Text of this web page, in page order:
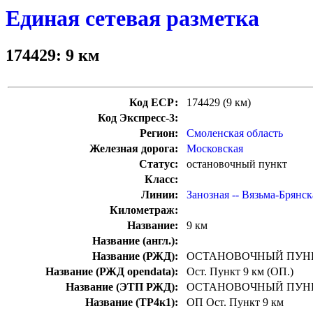
Единая сетевая разметка
174429: 9 км
Код ЕСР:
174429 (9 км)
Код Экспресс-3:
Регион:
Смоленская область
Железная дорога:
Московская
Статус:
остановочный пункт
Класс:
Линии:
Занозная -- Вязьма-
Километраж:
Название:
9 км
Название (англ.):
Название (РЖД):
ОСТАНОВОЧНЫЙ
Название (РЖД opendata):
Ост. Пункт 9 км (ОП.)
Название (ЭТП РЖД):
ОСТАНОВОЧНЫЙ
Название (ТР4к1):
ОП Ост. Пункт 9 км